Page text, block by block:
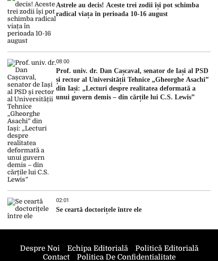
Astrele au decis! Aceste trei zodii își pot schimba
radical viața în perioada 10-16 august
08:00
Prof. univ. dr. Dan Cașcaval, senator de Iași al PSD
și rector al Universității Tehnice „Gheorghe Asachi”
din Iași: „Lecturi despre realitatea deformată a
unui guvern demis – din cărțile lui C.S. Lewis”
02:01
Se ceartă doctorițele între ele
Despre Noi Echipa Editorială
Politică Editorială
Contact
Politica De Confidentialitate